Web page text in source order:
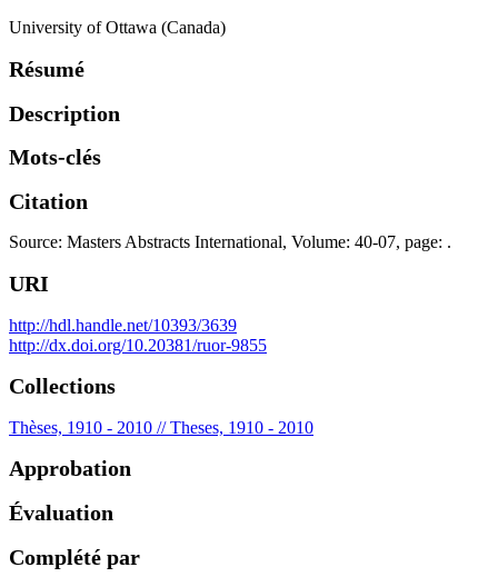
University of Ottawa (Canada)
Résumé
Description
Mots-clés
Citation
Source: Masters Abstracts International, Volume: 40-07, page: .
URI
http://hdl.handle.net/10393/3639
http://dx.doi.org/10.20381/ruor-9855
Collections
Thèses, 1910 - 2010 // Theses, 1910 - 2010
Approbation
Évaluation
Complété par